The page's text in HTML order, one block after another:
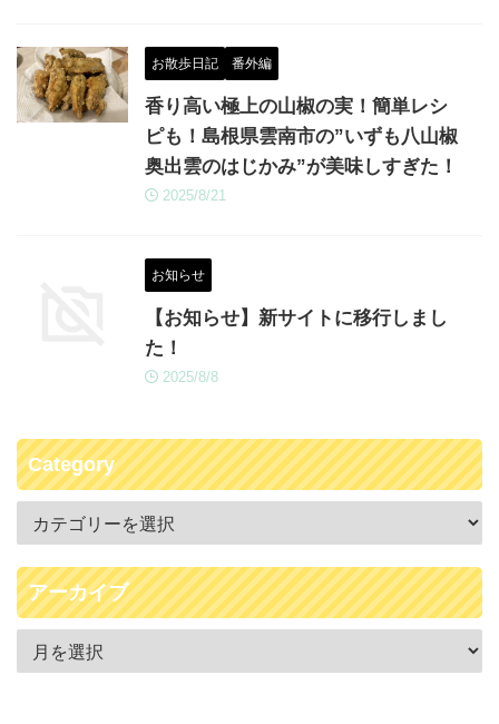
お散歩日記 番外編
香り高い極上の山椒の実！簡単レシ
ピも！島根県雲南市の”いずも八山椒
奥出雲のはじかみ”が美味しすぎた！
2025/8/21
お知らせ
【お知らせ】新サイトに移行しまし
た！
2025/8/8
Category
アーカイブ